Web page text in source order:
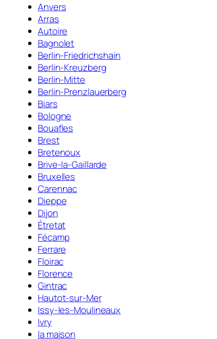
Anvers
Arras
Autoire
Bagnolet
Berlin-Friedrichshain
Berlin-Kreuzberg
Berlin-Mitte
Berlin-Prenzlauerberg
Biars
Bologne
Bouafles
Brest
Bretenoux
Brive-la-Gaillarde
Bruxelles
Carennac
Dieppe
Dijon
Étretat
Fécamp
Ferrare
Floirac
Florence
Gintrac
Hautot-sur-Mer
Issy-les-Moulineaux
Ivry
la maison